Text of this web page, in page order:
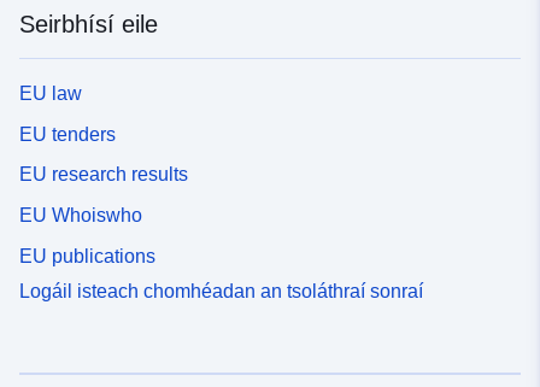
Seirbhísí eile
EU law
EU tenders
EU research results
EU Whoiswho
EU publications
Logáil isteach chomhéadan an tsoláthraí sonraí